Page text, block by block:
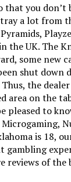
that you don’t
a lot from
the UK. The
some new
shut down
the
area on the
pleased to
is 18,
gambling
reviews of the